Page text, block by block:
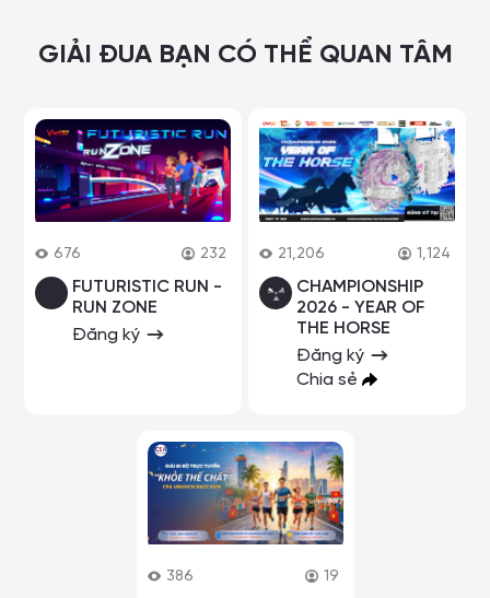
GIẢI ĐUA BẠN CÓ THỂ QUAN TÂM
676 232
FUTURISTIC RUN -
RUN ZONE
Đăng ký
21,206 1,124
CHAMPIONSHIP
2026 - YEAR OF
THE HORSE
Đăng ký
Chia sẻ
386 19